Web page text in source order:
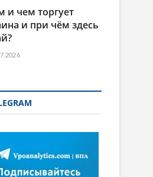
и чем торгует
и при чём здесь